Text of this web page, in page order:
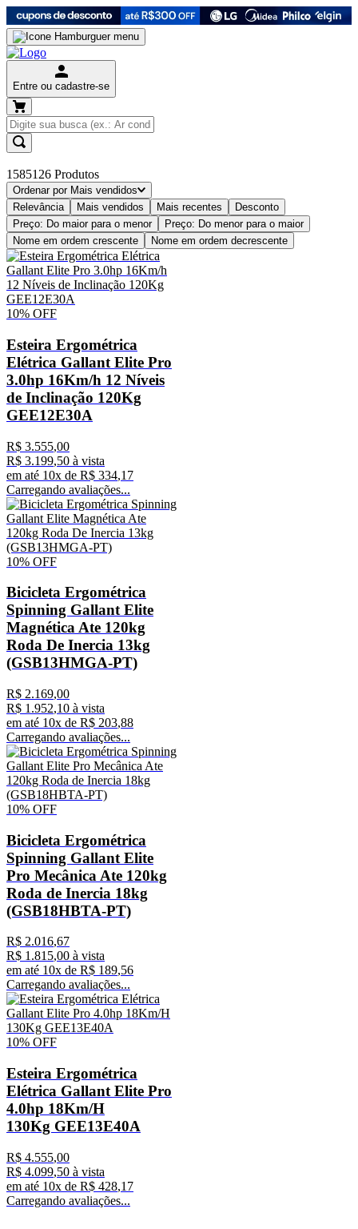
Entre ou cadastre-se
1585126 Produtos
Ordenar por Mais vendidos
Relevância
Mais vendidos Mais recentes
Desconto
Preço: Do maior para o menor
Preço: Do menor para o maior
Nome em ordem crescente
Nome em ordem decrescente
10% OFF
Esteira Ergométrica
Elétrica Gallant Elite Pro
3.0hp 16Km/h 12 Níveis
de Inclinação 120Kg
GEE12E30A
R$ 3.555,00
R$ 3.199,50 à vista
em até 10x de R$ 334,17
Carregando avaliações...
10% OFF
Bicicleta Ergométrica
Spinning Gallant Elite
Magnética Ate 120kg
Roda De Inercia 13kg
(GSB13HMGA-PT)
R$ 2.169,00
R$ 1 .952,10 à vista
em até 10x de R$ 203,88
Carregando avaliações...
10% OFF
Bicicleta Ergométrica
Spinning Gallant Elite
Pro Mecânica Ate 120kg
Roda de Inercia 18kg
(GSB18HBTA-PT)
R$ 2.016,67
R$ 1.815,00 à vista
em até 10x de R$ 189,56
Carregando avaliações...
10% OFF
Esteira Ergométrica
Elétrica Gallant Elite Pro
4.0hp 18Km/H
130Kg GEE13E40A
R$ 4.555,00
R$ 4.099,50 à vista
em até 10x de R$ 428,17
Carregando avaliações...